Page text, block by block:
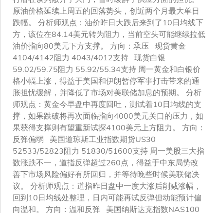
原油价格延续上周五的回落势头，创近两个月最大单日
跌幅。 分析师观点：油价昨日大跌后来到了10日均线下
方，该位在84.14美元转为阻力，当前空头可能继续拉低
油价指向80美元下方支撑。 方向：承压 现货黄金
4104/4142阻力 4043/4012支持 现货白银
59.02/59.75阻力 55.92/55.34支持 周一黄金和白银价
格小幅上涨，得益于美国和伊朗暂停军事打击带来的通
胀担忧缓解，并降低了市场对美联储加息的预期。 分析
师观点：黄金今早盘中再度回吐，测试着10日均线的支
撑，如果跌破将再次面临指向4000美元关口的压力，如
果获得支撑则有望重新试探4100美元上方阻力。 方向：
反弹偏弱 美国道琼斯工业指数期货US30
52533/52823阻力 51830/51600支持 周一美股三大指
数涨跌不一，道指反弹超过260点，得益于中东局势改
善下市场风险偏好有所回归，并等待晚些时候美联储决
议。 分析师观点：道指昨日盘中一度大涨后削减涨幅，
回到10日均线处整理，日内可能再试反弹但动能预计偏
向温和。 方向：温和反弹 美国纳斯达克指数NAS100